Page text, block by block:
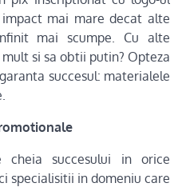
mai mare decat alte
mai scumpe. Cu alte
si sa obtii putin? Opteza
succesul: materialele
cheia succesului in orice
specialisitii in domeniu care